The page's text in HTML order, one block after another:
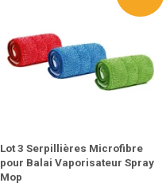
Lot 3 Serpillières Microfibre
pour Balai Vaporisateur Spray
Mop